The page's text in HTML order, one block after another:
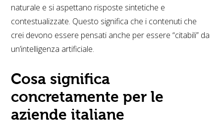
naturale e si aspettano risposte sintetiche e
contestualizzate. Questo significa che i contenuti che
crei devono essere pensati anche per essere “citabili” da
un’intelligenza artificiale.
Cosa significa
concretamente per le
aziende italiane